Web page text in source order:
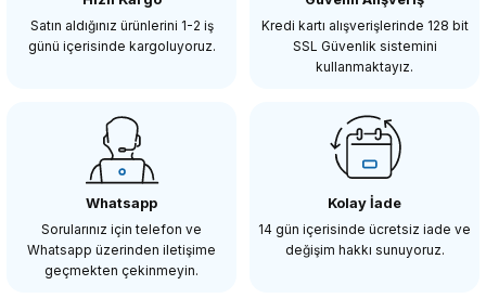
SEPETE EKLE
Insta360 GPS Preview Remote with Built-In Mic
11.750,00 TL
Satın aldığınız ürünlerini 1-2 iş
günü içerisinde kargoluyoruz.
Kredi kartı alışverişlerinde 128 bit
SSL Güvenlik sistemini
kullanmaktayız.
Whatsapp
Sorularınız için telefon ve
Whatsapp üzerinden iletişime
geçmekten çekinmeyin.
Kolay İade
14 gün içerisinde ücretsiz iade ve
değişim hakkı sunuyoruz.